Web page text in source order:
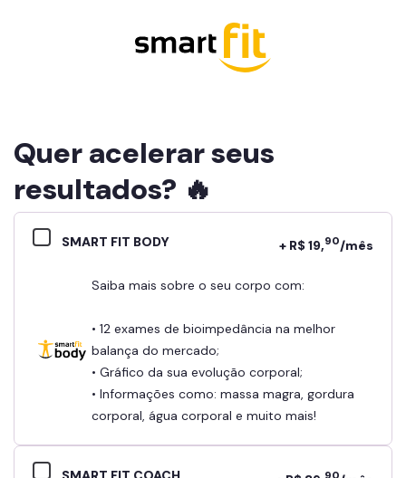
Quer acelerar seus
resultados? 🔥
SMART FIT BODY + R$ 19,90/mês
Saiba mais sobre o seu corpo com:
• 12 exames de bioimpedância na melhor
balança do mercado;
• Gráfico da sua evolução corporal;
• Informações como: massa magra, gordura
corporal, água corporal e muito mais!